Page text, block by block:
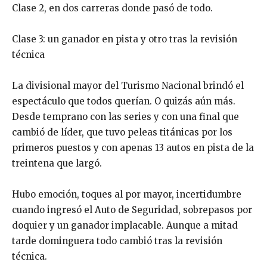
Clase 2, en dos carreras donde pasó de todo.
Clase 3: un ganador en pista y otro tras la revisión
técnica
La divisional mayor del Turismo Nacional brindó el
espectáculo que todos querían. O quizás aún más.
Desde temprano con las series y con una final que
cambió de líder, que tuvo peleas titánicas por los
primeros puestos y con apenas 13 autos en pista de la
treintena que largó.
Hubo emoción, toques al por mayor, incertidumbre
cuando ingresó el Auto de Seguridad, sobrepasos por
doquier y un ganador implacable. Aunque a mitad
tarde dominguera todo cambió tras la revisión
técnica.